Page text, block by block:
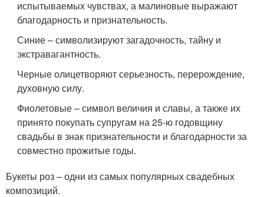
испытываемых чувствах, а малиновые выражают
благодарность и признательность.
Синие – символизируют загадочность, тайну и
экстравагантность.
Черные олицетворяют серьезность, перерождение,
духовную силу.
Фиолетовые – символ величия и славы, а также их
принято покупать супругам на 25-ю годовщину
свадьбы в знак признательности и благодарности за
совместно прожитые годы.
Букеты роз – одни из самых популярных свадебных
композиций.